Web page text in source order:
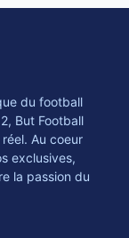
du football
But Football
Au coeur
exclusives,
la passion du